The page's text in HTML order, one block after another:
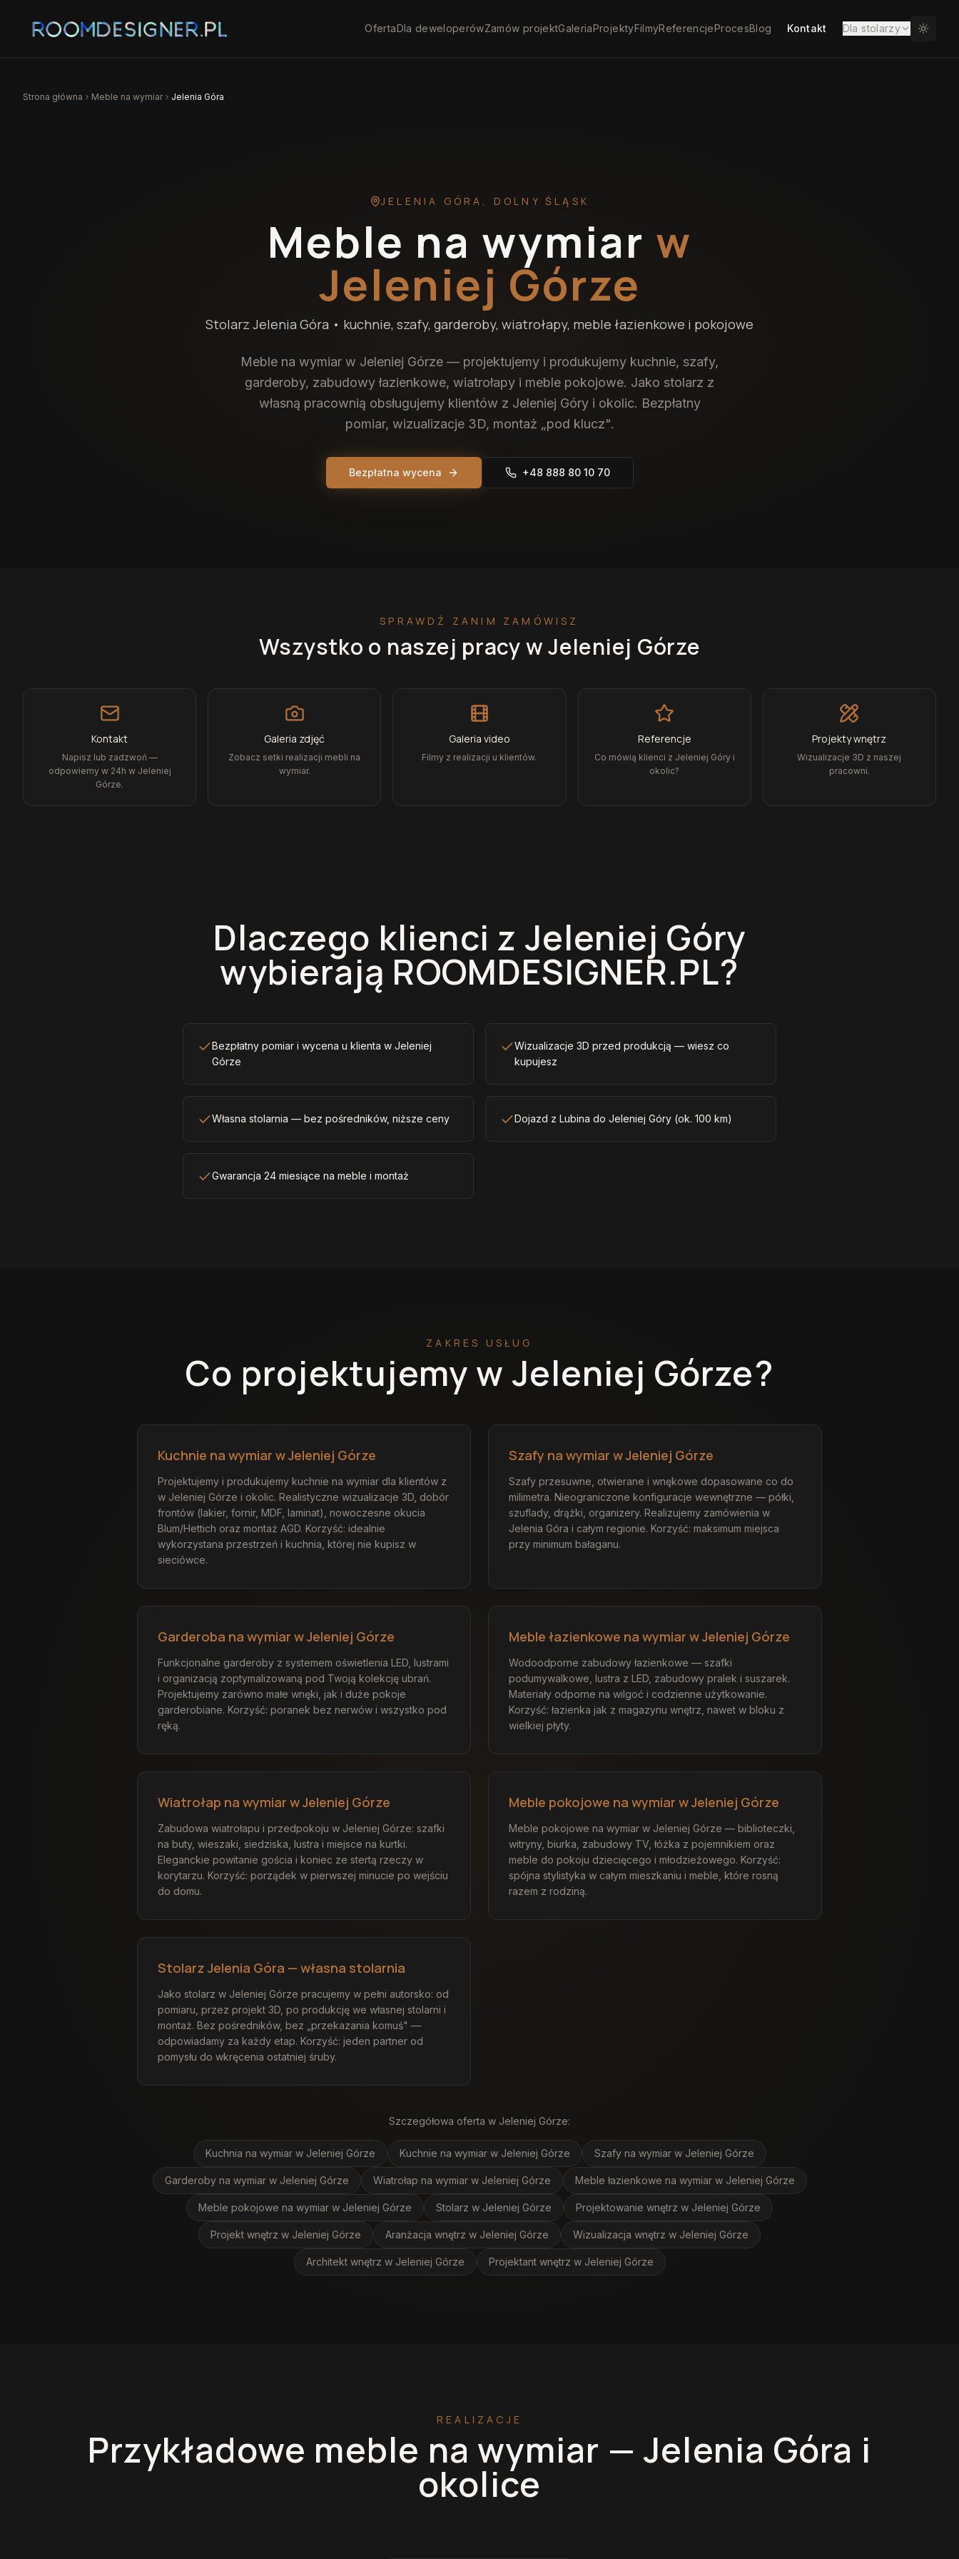
OfertaDla deweloperówZamów projektGaleriaProjektyFilmyReferencjeProcesBlog Kontakt Dla stolarzy
Strona główna Meble na wymiar Jelenia Góra
JELENIA GÓRA , DOLNY ŚLĄSK
Meble na wymiar w
Jeleniej Górze
Stolarz Jelenia Góra • kuchnie, szafy, garderoby, wiatrołapy, meble łazienkowe i pokojowe
Meble na wymiar w Jeleniej Górze — projektujemy i produkujemy kuchnie, szafy,
garderoby, zabudowy łazienkowe, wiatrołapy i meble pokojowe. Jako stolarz z
własną pracownią obsługujemy klientów z Jeleniej Góry i okolic. Bezpłatny
pomiar, wizualizacje 3D, montaż „pod klucz".
Bezpłatna wycena +48 888 80 10 70
SPRAWDŹ ZANIM ZAMÓWISZ
Wszystko o naszej pracyw Jeleniej Górze
Kontakt
Napisz lub zadzwoń —
odpowiemy w 24h w Jeleniej
Górze.
Galeria zdjęć
Zobacz setki realizacji mebli na
wymiar.
Galeria video
Filmy z realizacji u klientów.
Referencje
Co mówią klienci z Jeleniej Góry i
okolic?
Projekty wnętrz
Wizualizacje 3D z naszej
pracowni.
Dlaczego klienci zJeleniej Góry
wybierają ROOMDESIGNER.PL?
Bezpłatny pomiar i wycena u klienta w Jeleniej
Górze
Wizualizacje 3D przed produkcją — wiesz co
kupujesz
Własna stolarnia — bez pośredników, niższe ceny Dojazd z Lubina do Jeleniej Góry (ok. 100 km)
Gwarancja 24 miesiące na meble i montaż
ZAKRES USŁUG
Co projektujemy w Jeleniej Górze?
Kuchnie na wymiar w Jeleniej Górze
Projektujemy i produkujemy kuchnie na wymiar dla klientów z
w Jeleniej Górze i okolic. Realistyczne wizualizacje 3D, dobór
frontów (lakier, fornir, MDF, laminat), nowoczesne okucia
Blum/Hettich oraz montaż AGD. Korzyść: idealnie
wykorzystana przestrzeń i kuchnia, której nie kupisz w
sieciówce.
Szafy na wymiar w Jeleniej Górze
Szafy przesuwne, otwierane i wnękowe dopasowane co do
milimetra. Nieograniczone konfiguracje wewnętrzne — półki,
szuflady, drążki, organizery. Realizujemy zamówienia w
Jelenia Góra i całym regionie. Korzyść: maksimum miejsca
przy minimum bałaganu.
Garderoba na wymiar w Jeleniej Górze
Funkcjonalne garderoby z systemem oświetlenia LED, lustrami
i organizacją zoptymalizowaną pod Twoją kolekcję ubrań.
Projektujemy zarówno małe wnęki, jak i duże pokoje
garderobiane. Korzyść: poranek bez nerwów i wszystko pod
ręką.
Meble łazienkowe na wymiar w Jeleniej Górze
Wodoodporne zabudowy łazienkowe — szafki
podumywalkowe, lustra z LED, zabudowy pralek i suszarek.
Materiały odporne na wilgoć i codzienne użytkowanie.
Korzyść: łazienka jak z magazynu wnętrz, nawet w bloku z
wielkiej płyty.
Wiatrołap na wymiar w Jeleniej Górze
Zabudowa wiatrołapu i przedpokoju w Jeleniej Górze: szafki
na buty, wieszaki, siedziska, lustra i miejsce na kurtki.
Eleganckie powitanie gościa i koniec ze stertą rzeczy w
korytarzu. Korzyść: porządek w pierwszej minucie po wejściu
do domu.
Meble pokojowe na wymiar w Jeleniej Górze
Meble pokojowe na wymiar w Jeleniej Górze — biblioteczki,
witryny, biurka, zabudowy TV, łóżka z pojemnikiem oraz
meble do pokoju dziecięcego i młodzieżowego. Korzyść:
spójna stylistyka w całym mieszkaniu i meble, które rosną
razem z rodziną.
Stolarz Jelenia Góra — własna stolarnia
Jako stolarz w Jeleniej Górze pracujemy w pełni autorsko: od
pomiaru, przez projekt 3D, po produkcję we własnej stolarni i
montaż. Bez pośredników, bez „przekazania komuś" —
odpowiadamy za każdy etap. Korzyść: jeden partner od
pomysłu do wkręcenia ostatniej śruby.
Szczegółowa oferta w Jeleniej Górze:
Kuchnia na wymiar w Jeleniej Górze Kuchnie na wymiar w Jeleniej Górze Szafy na wymiar w Jeleniej Górze
Garderoby na wymiar w Jeleniej Górze Wiatrołap na wymiar w Jeleniej Górze Meble łazienkowe na wymiar w Jeleniej Górze
Meble pokojowe na wymiar w Jeleniej Górze Stolarz w Jeleniej Górze Projektowanie wnętrz w Jeleniej Górze
Projekt wnętrz w Jeleniej Górze Aranżacja wnętrz w Jeleniej Górze Wizualizacja wnętrz w Jeleniej Górze
Architekt wnętrz w Jeleniej Górze Projektant wnętrz w Jeleniej Górze
REALIZACJE
Przykładowe meble na wymiar —Jelenia Góra i
okolice